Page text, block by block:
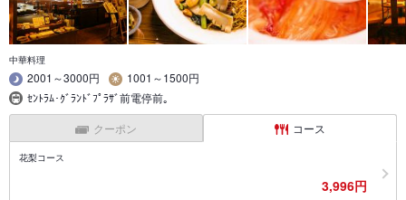
中華料理
2001～3000円
1001～1500円
ｾﾝﾄﾗﾑ･ｸﾞﾗﾝﾄﾞﾌﾟﾗｻﾞ前電停前｡
クーポン コース
花梨コース
3,996円